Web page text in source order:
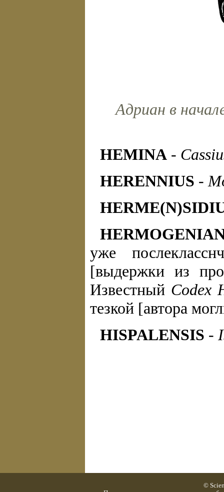
Адриан в
HEMINA -
HERENNIUS -
уже
[выдержки из
Известный Codex
тезкой [автора
HISPALENSIS -
©